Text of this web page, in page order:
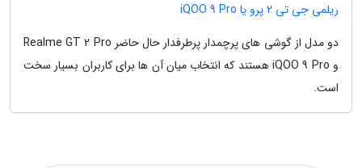
ریلمی جی تی 2 پرو یا iQOO 9 Pro
دو مدل از گوشی های پرچمدار پرطرفدار حال حاضر Realme GT 2 Pro
و iQOO 9 Pro هستند که انتخاب میان آن ها برای کاربران بسیار سخت
است.